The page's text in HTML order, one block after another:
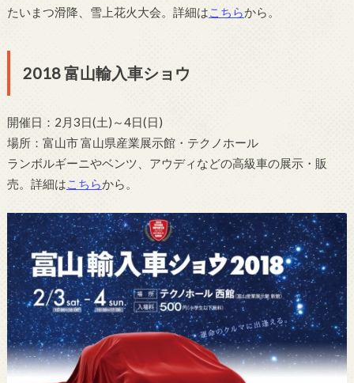
たいまつ滑降、雪上花火大会。詳細はこちらから。
2018 富山輸入車ショウ
開催日：2月3日(土)～4日(日)
場所：富山市 富山県産業展示館・テクノホール
ランボルギーニやベンツ、アウディなどの高級車の展示・販
売。詳細はこちらから。